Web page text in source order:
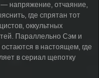
— напряжение, отчаяние,
где спрятан тот
оккультных
Параллельно Сэм и
в настоящем, где
в сериал щепотку